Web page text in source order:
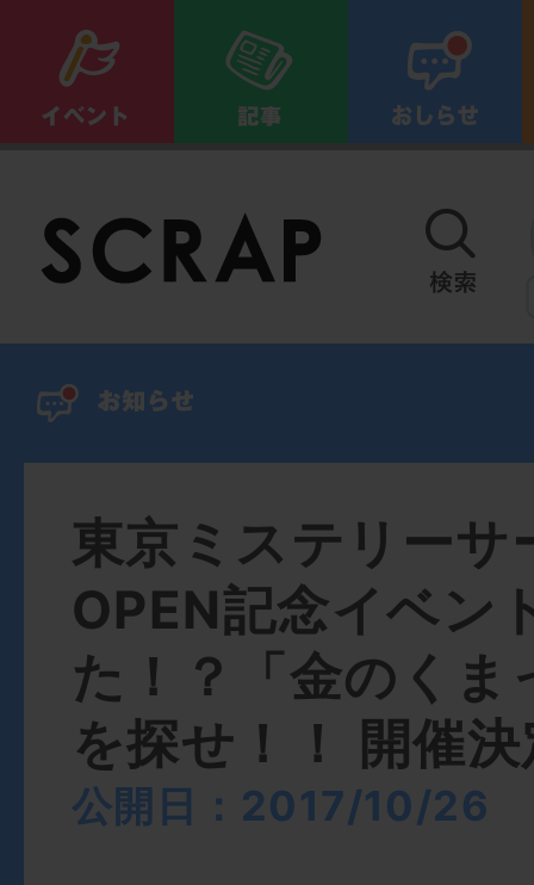
東京ミステリーサ
OPEN記念イベ
た！？「金のくま
を探せ！！ 開催
公開日：2017/10/26